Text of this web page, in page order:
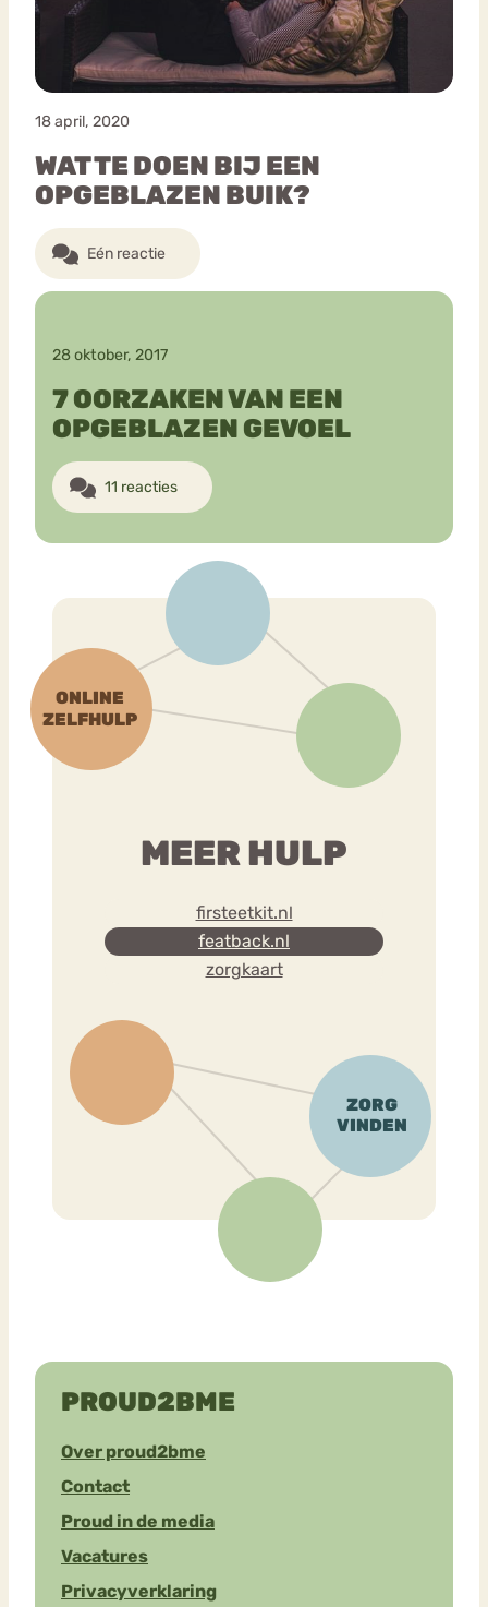
18 april, 2020
WAT TE DOEN BIJ EEN
OPGEBLAZEN BUIK?
Eén reactie
28 oktober, 2017
7 OORZAKEN VAN EEN
OPGEBLAZEN GEVOEL
11 reacties
MEER HULP
firsteetkit.nl
featback.nl
zorgkaart
PROUD2BME
Over proud2bme
Contact
Proud in de media
Vacatures
Privacyverklaring